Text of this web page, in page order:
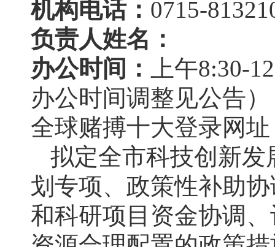
机构电话： 0715-
负责人姓名：
办公时间：
上午8:30-
办公时间调整见公告）
全球赌搏十大登录网址
拟定全市科技创新
划专项、政策性补助
和科研项目资金协调